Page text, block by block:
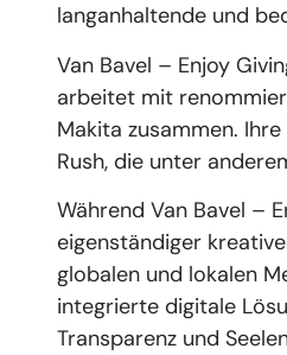
langanhaltende und
Van Bavel – Enjoy
arbeitet mit
Makita zusammen.
Rush, die unter
Während Van Bavel –
eigenständiger
globalen und lokalen
integrierte digitale
Transparenz und